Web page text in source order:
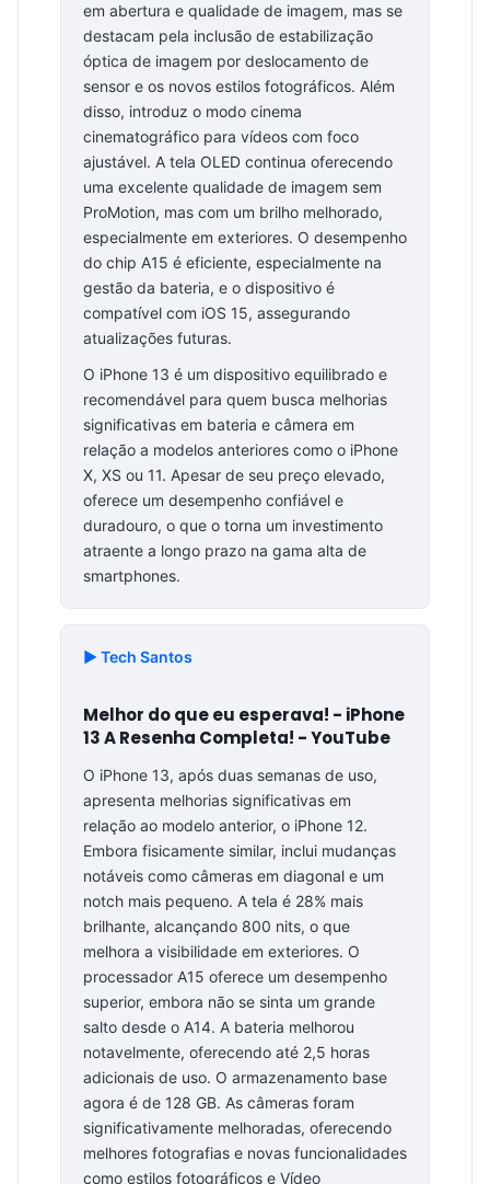
em abertura e qualidade de imagem, mas se
destacam pela inclusão de estabilização
óptica de imagem por deslocamento de
sensor e os novos estilos fotográficos. Além
disso, introduz o modo cinema
cinematográfico para vídeos com foco
ajustável. A tela OLED continua oferecendo
uma excelente qualidade de imagem sem
ProMotion, mas com um brilho melhorado,
especialmente em exteriores. O desempenho
do chip A15 é eficiente, especialmente na
gestão da bateria, e o dispositivo é
compatível com iOS 15, assegurando
atualizações futuras.
O iPhone 13 é um dispositivo equilibrado e
recomendável para quem busca melhorias
significativas em bateria e câmera em
relação a modelos anteriores como o iPhone
X, XS ou 11. Apesar de seu preço elevado,
oferece um desempenho confiável e
duradouro, o que o torna um investimento
atraente a longo prazo na gama alta de
smartphones.
▶️ Tech Santos
Melhor do que eu esperava! - iPhone
13 A Resenha Completa! - YouTube
O iPhone 13, após duas semanas de uso,
apresenta melhorias significativas em
relação ao modelo anterior, o iPhone 12.
Embora fisicamente similar, inclui mudanças
notáveis como câmeras em diagonal e um
notch mais pequeno. A tela é 28% mais
brilhante, alcançando 800 nits, o que
melhora a visibilidade em exteriores. O
processador A15 oferece um desempenho
superior, embora não se sinta um grande
salto desde o A14. A bateria melhorou
notavelmente, oferecendo até 2,5 horas
adicionais de uso. O armazenamento base
agora é de 128 GB. As câmeras foram
significativamente melhoradas, oferecendo
melhores fotografias e novas funcionalidades
como estilos fotográficos e Vídeo